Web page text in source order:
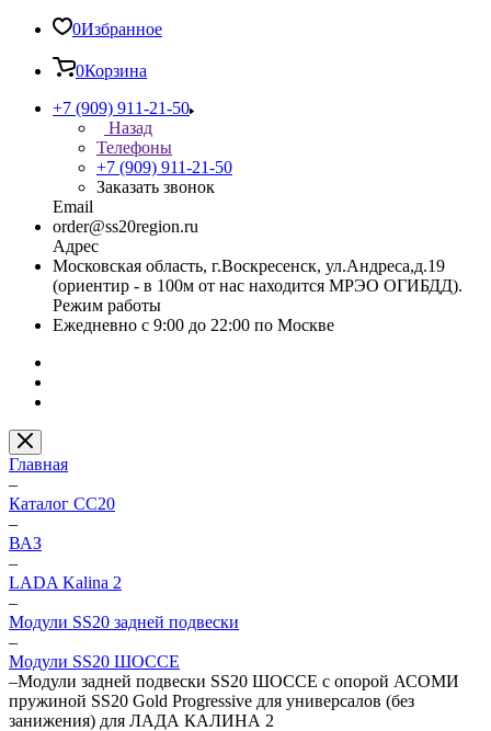
0Избранное
0Корзина
+7 (909) 911-21-50
Назад
Телефоны
+7 (909) 911-21-50
Заказать звонок
Email
order@ss20region.ru
Адрес
Московская область, г.Воскресенск, ул.Андреса,д.19
(ориентир - в 100м от нас находится МРЭО ОГИБДД).
Режим работы
Ежедневно с 9:00 до 22:00 по Москве
Главная
–
Каталог CC20
–
ВАЗ
–
LADA Kalina 2
–
Модули SS20 задней подвески
–
Модули SS20 ШОССЕ
–Модули задней подвески SS20 ШОССЕ с опорой АСОМИ
пружиной SS20 Gold Progressive для универсалов (без
занижения) для ЛАДА КАЛИНА 2